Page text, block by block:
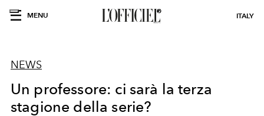
MENU ITALY
NEWS
Un professore: ci sarà la terza
stagione della serie?